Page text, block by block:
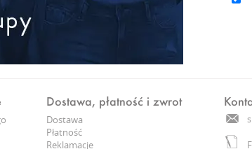
Dostawa, płatność i zwrot
Dostawa
Płatność
Reklamacje